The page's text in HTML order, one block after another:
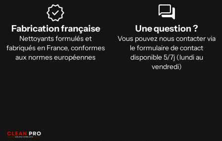
verified
Fabrication française
Nettoyants formulés et
fabriqués en France, conformes
aux normes européennes
forum
Une question ?
Vous pouvez nous contacter via
le formulaire de contact
disponible 5/7j (lundi au
vendredi)